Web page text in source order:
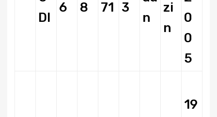
DI
6
8
71 3
n
zi
n
0
0
5
19